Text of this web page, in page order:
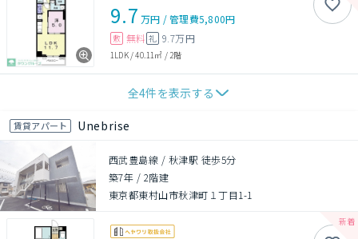
9.7 万円 /管理費5,800円
敷 無料 礼 9.7万円
1LDK/40.11㎡ /2階
全4件を表示する
賃貸アパート Unebrise
西武豊島線 / 秋津駅 徒歩5分
築7年 / 2階建
東京都東村山市秋津町１丁目1-1